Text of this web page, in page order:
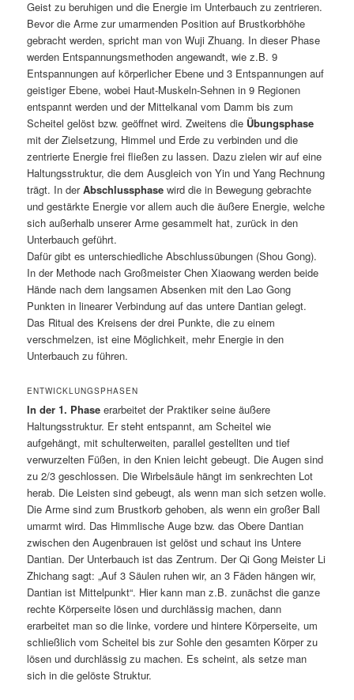
Geist zu beruhigen und die Energie im Unterbauch zu zentrieren.
Bevor die Arme zur umarmenden Position auf Brustkorbhöhe
gebracht werden, spricht man von Wuji Zhuang. In dieser Phase
werden Entspannungsmethoden angewandt, wie z.B. 9
Entspannungen auf körperlicher Ebene und 3 Entspannungen auf
geistiger Ebene, wobei Haut-Muskeln-Sehnen in 9 Regionen
entspannt werden und der Mittelkanal vom Damm bis zum
Scheitel gelöst bzw. geöffnet wird. Zweitens die Übungsphase
mit der Zielsetzung, Himmel und Erde zu verbinden und die
zentrierte Energie frei fließen zu lassen. Dazu zielen wir auf eine
Haltungsstruktur, die dem Ausgleich von Yin und Yang Rechnung
trägt. In derAbschlussphase wird die in Bewegung gebrachte
und gestärkte Energie vor allem auch die äußere Energie, welche
sich außerhalb unserer Arme gesammelt hat, zurück in den
Unterbauch geführt.
Dafür gibt es unterschiedliche Abschlussübungen (Shou Gong).
In der Methode nach Großmeister Chen Xiaowang werden beide
Hände nach dem langsamen Absenken mit den Lao Gong
Punkten in linearer Verbindung auf das untere Dantian gelegt.
Das Ritual des Kreisens der drei Punkte, die zu einem
verschmelzen, ist eine Möglichkeit, mehr Energie in den
Unterbauch zu führen.
ENTWICKLUNGSPHASEN
In der 1. Phase erarbeitet der Praktiker seine äußere
Haltungsstruktur. Er steht entspannt, am Scheitel wie
aufgehängt, mit schulterweiten, parallel gestellten und tief
verwurzelten Füßen, in den Knien leicht gebeugt. Die Augen sind
zu 2/3 geschlossen. Die Wirbelsäule hängt im senkrechten Lot
herab. Die Leisten sind gebeugt, als wenn man sich setzen wolle.
Die Arme sind zum Brustkorb gehoben, als wenn ein großer Ball
umarmt wird. Das Himmlische Auge bzw. das Obere Dantian
zwischen den Augenbrauen ist gelöst und schaut ins Untere
Dantian. Der Unterbauch ist das Zentrum. Der Qi Gong Meister Li
Zhichang sagt: „Auf 3 Säulen ruhen wir, an 3 Fäden hängen wir,
Dantian ist Mittelpunkt“. Hier kann man z.B. zunächst die ganze
rechte Körperseite lösen und durchlässig machen, dann
erarbeitet man so die linke, vordere und hintere Körperseite, um
schließlich vom Scheitel bis zur Sohle den gesamten Körper zu
lösen und durchlässig zu machen. Es scheint, als setze man
sich in die gelöste Struktur.